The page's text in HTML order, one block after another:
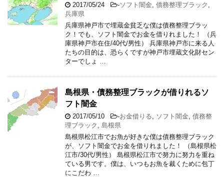
2017/05/24 -ソフト闇金 債務整理ブラック
兵庫県
兵庫県神戸市で埋蔵金貧乏な僕は債務整理ブラッ
ク！でも、ソフト闇金でお金を借りれました！ （兵
庫県神戸市在住/40代/男性） 兵庫県神戸市に来る人
たちの目的は、恐らくですが神戸市埋蔵文化財セン
ターでしょ …
島根県・債務整理ブラックが借りれるソ
フト闇金
2017/05/10 -お金借りる ソフト闇金 債務整
理ブラック
島根県
島根県松江市でお魚が好きな僕は債務整理ブラック
が、ソフト闇金でお金を借りれました！ （島根県松
江市/30代/男性） 島根県松江市で努力に努力を重ね
ている男です。僕は、いつもお魚を裁くために包丁
にこだわ …